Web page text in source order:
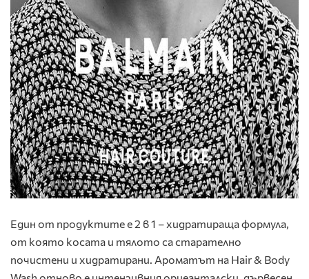
Един от продуктите е 2 в 1 – хидратираща формула,
от която косата и тялото са старателно
почистени и хидратирани. Ароматът на Hair & Body